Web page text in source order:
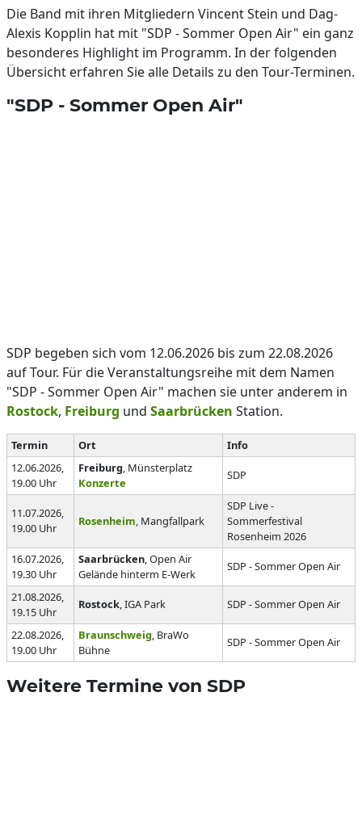
Die Band mit ihren Mitgliedern Vincent Stein und Dag-
Alexis Kopplin hat mit "SDP - Sommer Open Air" ein ganz
besonderes Highlight im Programm. In der folgenden
Übersicht erfahren Sie alle Details zu den Tour-Terminen.
"SDP - Sommer Open Air"
SDP begeben sich vom 12.06.2026 bis zum 22.08.2026
auf Tour. Für die Veranstaltungsreihe mit dem Namen
"SDP - Sommer Open Air" machen sie unter anderem in
Rostock, Freiburg und Saarbrücken Station.
Termin Ort
Info
12.06.2026,
19.00 Uhr
Freiburg, Münsterplatz
Konzerte
SDP
11.07.2026,
19.00 Uhr
Rosenheim, Mangfallpark
SDP Live -
Sommerfestival
Rosenheim 2026
16.07.2026,
19.30 Uhr
Saarbrücken, Open Air
Gelände hinterm E-Werk
SDP - Sommer Open Air
21.08.2026,
19.15 Uhr
Rostock, IGA Park SDP - Sommer Open Air
22.08.2026,
19.00 Uhr
Braunschweig, BraWo
Bühne
SDP - Sommer Open Air
Weitere Termine von SDP